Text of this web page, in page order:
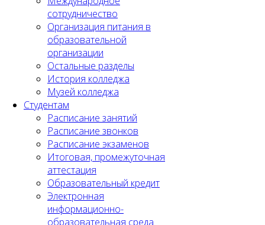
сотрудничество
Организация питания в
образовательной
организации
Остальные разделы
История колледжа
Музей колледжа
Студентам
Расписание занятий
Расписание звонков
Расписание экзаменов
Итоговая, промежуточная
аттестация
Образовательный кредит
Электронная
информационно-
образовательная среда